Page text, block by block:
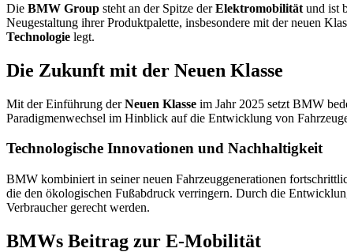
Die BMW Group steht an der Spitze derElektromobilität und ist
Neugestaltung ihrer Produktpalette, insbesondere mit der neuen
Technologie legt.
Die Zukunft mit der Neuen Klasse
Mit der Einführung derNeuen Klasse im Jahr 2025 setzt BMW
Paradigmenwechsel im Hinblick auf die Entwicklung von
Technologische Innovationen und Nachhaltigkeit
BMW kombiniert in seiner neuen Fahrzeuggenerationen
die den ökologischen Fußabdruck verringern. Durch die
Verbraucher gerecht werden.
BMWs Beitrag zur E-Mobilität